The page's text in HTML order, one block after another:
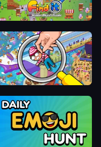
Find It: Hidden Object Puzzle
Seek & Find - Hidden Object Game